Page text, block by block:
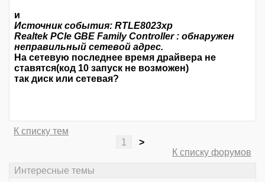
и
Источник события: RTLE8023xp
Realtek PCIe GBE Family Controller : обнаружен
неправильный сетевой адрес.
На сетевую последнее время драйвера не
ставятся(код 10 запуск не возможен)
так диск или сетевая?
К списку тем
1
>
К списку форумов
Интересные темы